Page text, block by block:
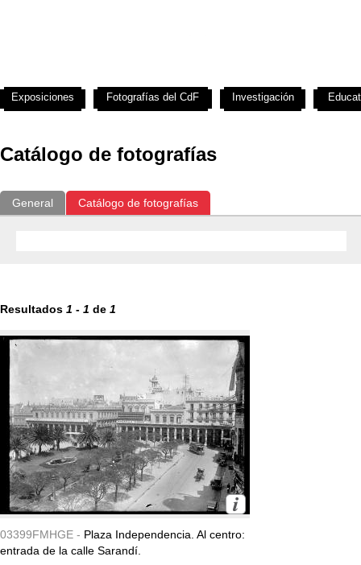
Catálogo de fotografías
General Catálogo de fotografías
Resultados 1 - 1 de 1
03399FMHGE - Plaza Independencia. Al centro:
entrada de la calle Sarandí.
Exposiciones Fotografías del CdF Investigación